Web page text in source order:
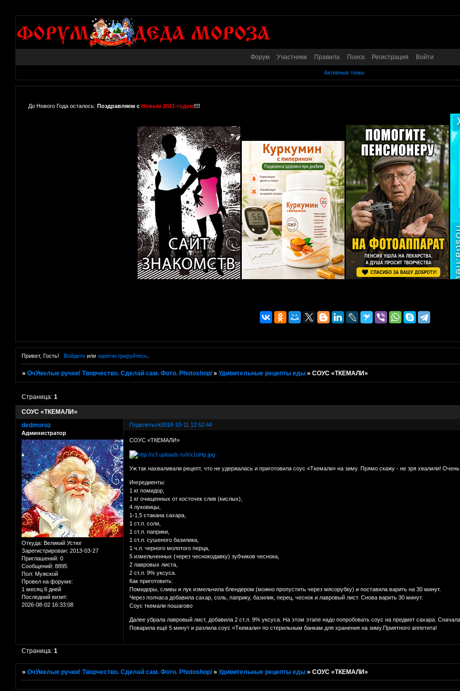
Форум Участники Правила Поиск Регистрация Войти
Активные темы
До Нового Года осталось: Поздравляем с Новым 2021 годом!!!
Привет, Гость! Войдитеили зарегистрируйтесь.
»ОчУмелые ручки! Творчество. Сделай сам. Фото. Photoshop/ »Удивительные рецепты еды »СОУС «ТКЕМАЛИ»
СОУС «ТКЕМАЛИ»
Страница:1
Поделиться2018-10-11 12:52:44
dedmoroz
Администратор
Откуда: Великий Устюг
Зарегистрирован: 2013-03-27
Приглашений: 0
Сообщений: 8895
Пол: Мужской
Провел на форуме:
1 месяц 6 дней
Последний визит:
2026-08-02 16:33:08
СОУС «ТКЕМАЛИ»
Уж так нахваливали рецепт, что не удержалась и приготовила соус «Ткемали» на зиму. Прямо скажу - не зря хвалили!
Ингредиенты:
1 кг помидор,
1 кг очищенных от косточек слив (кислых),
4 луковицы,
1-1,5 стакана сахара,
1 ст.л. соли,
1 ст.л. паприки,
1 ст.л. сушеного базилика,
1 ч.л. черного молотого перца,
5 измельченных (через чеснокодавку) зубчиков чеснока,
2 лавровых листа,
2 ст.л. 9% уксуса.
Как приготовить:
Помидоры, сливы и лук измельчила блендером (можно пропустить через мясорубку) и поставила варить на 30 минут.
Через полчаса добавила сахар, соль, паприку, базилик, перец, чеснок и лавровый лист. Снова варить 30 минут.
Соус ткемали пошагово
Далее убрала лавровый лист, добавила 2 ст.л. 9% уксуса. На этом этапе надо попробовать соус на предмет сахара.
Поварила ещё 5 минут и разлила соус «Ткемали» по стерильным банкам для хранения на зиму.Приятного аппетита!
Страница:1
»ОчУмелые ручки! Творчество. Сделай сам. Фото. Photoshop/ »Удивительные рецепты еды »СОУС «ТКЕМАЛИ»